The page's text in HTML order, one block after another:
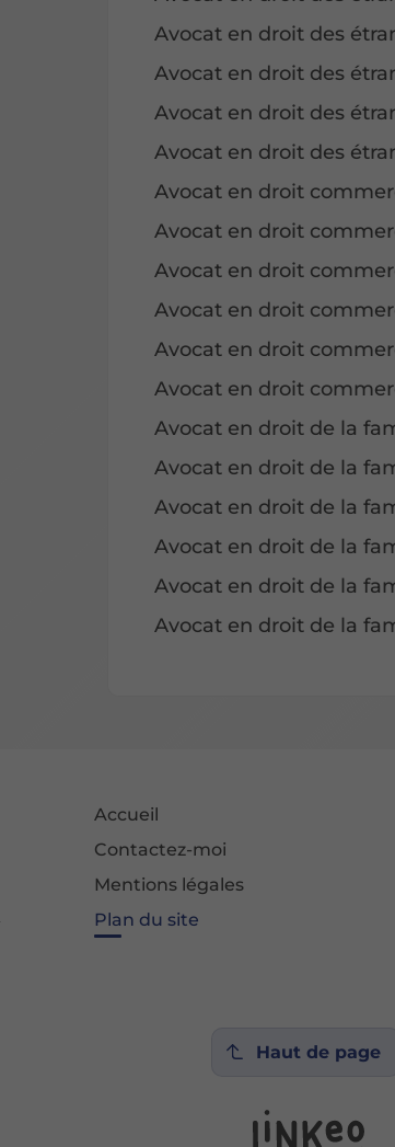
Avocat en droit des
Avocat en droit des
Avocat en droit des
Avocat en droit des
Avocat en droit
Avocat en droit
Avocat en droit
Avocat en droit
Avocat en droit
Avocat en droit
Avocat en droit de la
Avocat en droit de la
Avocat en droit de la
Avocat en droit de la
Avocat en droit de la
Avocat en droit de la
Accueil
Contactez-moi
Mentions légales
Plan du site
Haut de page